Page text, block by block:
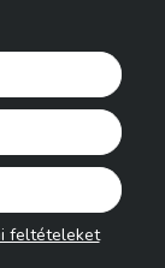
feltételeket